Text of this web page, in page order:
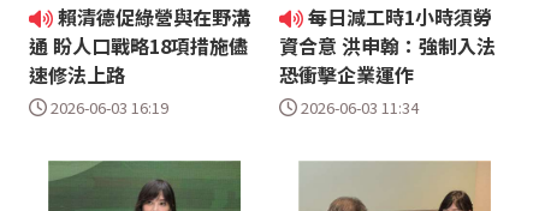
賴清德促綠營與在野溝
通 盼人口戰略18項措施儘
速修法上路
2026-06-03 16:19
每日減工時1小時須勞
資合意 洪申翰：強制入法
恐衝擊企業運作
2026-06-03 11:34